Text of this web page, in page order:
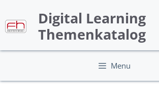
content
Digital Learning
Themenkatalog
Menu